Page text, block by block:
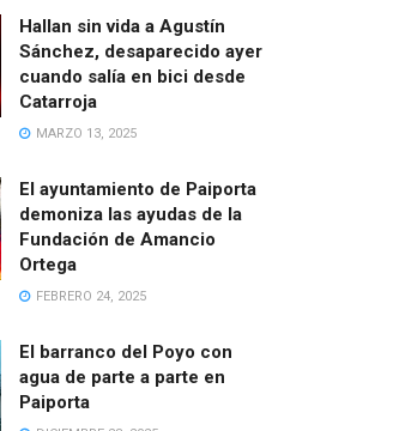
Hallan sin vida a Agustín
Sánchez, desaparecido ayer
cuando salía en bici desde
Catarroja
MARZO 13, 2025
El ayuntamiento de Paiporta
demoniza las ayudas de la
Fundación de Amancio
Ortega
FEBRERO 24, 2025
El barranco del Poyo con
agua de parte a parte en
Paiporta